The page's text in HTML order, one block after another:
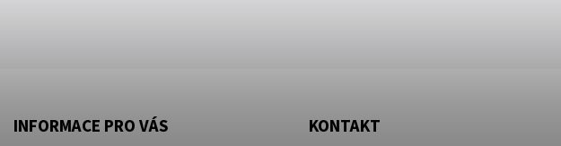
INFORMACE PRO VÁS KONTAKT